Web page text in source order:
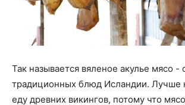
Так называется вяленое акулье мясо -
традиционных блюд Исландии. Лучше
еду древних викингов, потому что